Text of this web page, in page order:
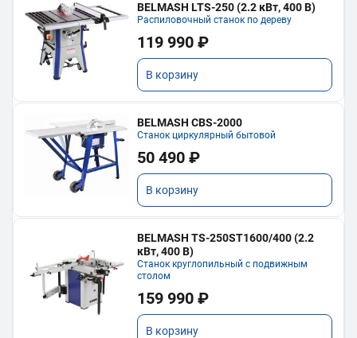
BELMASH LTS-250 (2.2 кВт, 400 В)
Распиловочный станок по дереву
119 990 ₽
В корзину
BELMASH CBS-2000
Станок циркулярный бытовой
50 490 ₽
В корзину
BELMASH TS-250ST1600/400 (2.2
кВт, 400 В)
Станок круглопильный с подвижным
столом
159 990 ₽
В корзину